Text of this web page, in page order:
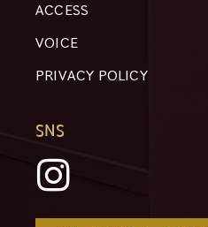
ACCESS
VOICE
PRIVACY POLICY
SNS